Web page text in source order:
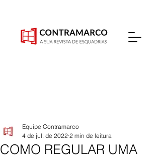
COMO REGULAR UMA
Equipe Contramarco
4 de jul. de 2022 2 min de leitura